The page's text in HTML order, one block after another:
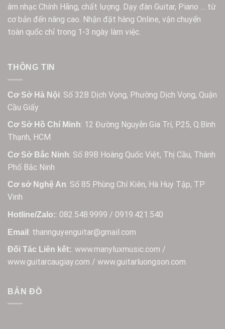
âm nhạc Chính Hãng, chất lượng. Dạy đàn Guitar, Piano … từ
cơ bản đến nâng cao. Nhận đặt hàng Online, vận chuyển
toàn quốc chỉ trong 1-3 ngày làm việc.
THÔNG TIN
Cơ Sở Hà Nội: Số 32B Dịch Vọng, Phường Dịch Vọng, Quận
Cầu Giấy
Cơ Sở Hồ Chí Minh: 12 Đường Nguyễn Gia Trí, P.25, Q.Bình
Thạnh, HCM
Cơ Sở Bắc Ninh: Số 89B Hoàng Quốc Việt, Thị Cầu, Thành
Phố Bắc Ninh
Cơ sở Nghệ An: Số 85 Phùng Chí Kiên, Hà Huy Tập, TP
Vinh
Hotline/Zalo:: 082.548.9999 / 0919.421.540
Email : thannguyenguitar@gmail.com
Đối Tác Liên kết:: www.manyluxmusic.com /
www.guitarcaugiay.com / www.guitarluongson.com
BẢN ĐỒ